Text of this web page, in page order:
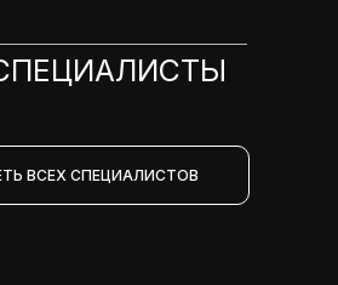
ВСЕХ СПЕЦИАЛИСТОВ